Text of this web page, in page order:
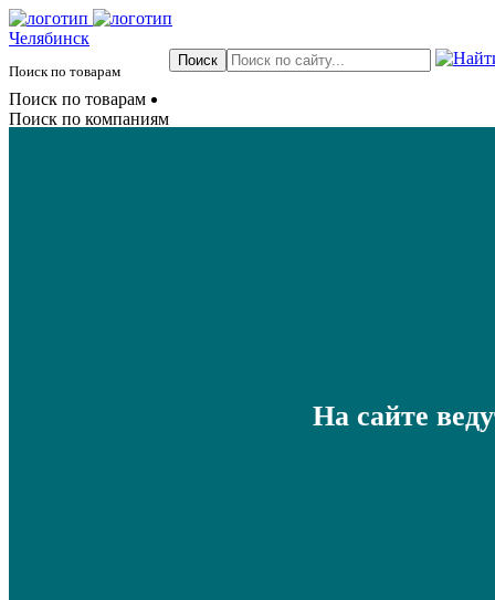
Челябинск
Поиск по товарам
Поиск по товарам
Поиск по компаниям
На сайте